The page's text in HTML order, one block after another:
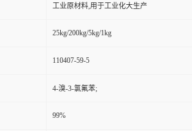
工业原材料,用于工业化大生产
25kg/200kg/5kg/1kg
110407-59-5
4-溴-3-氯氟苯;
99%